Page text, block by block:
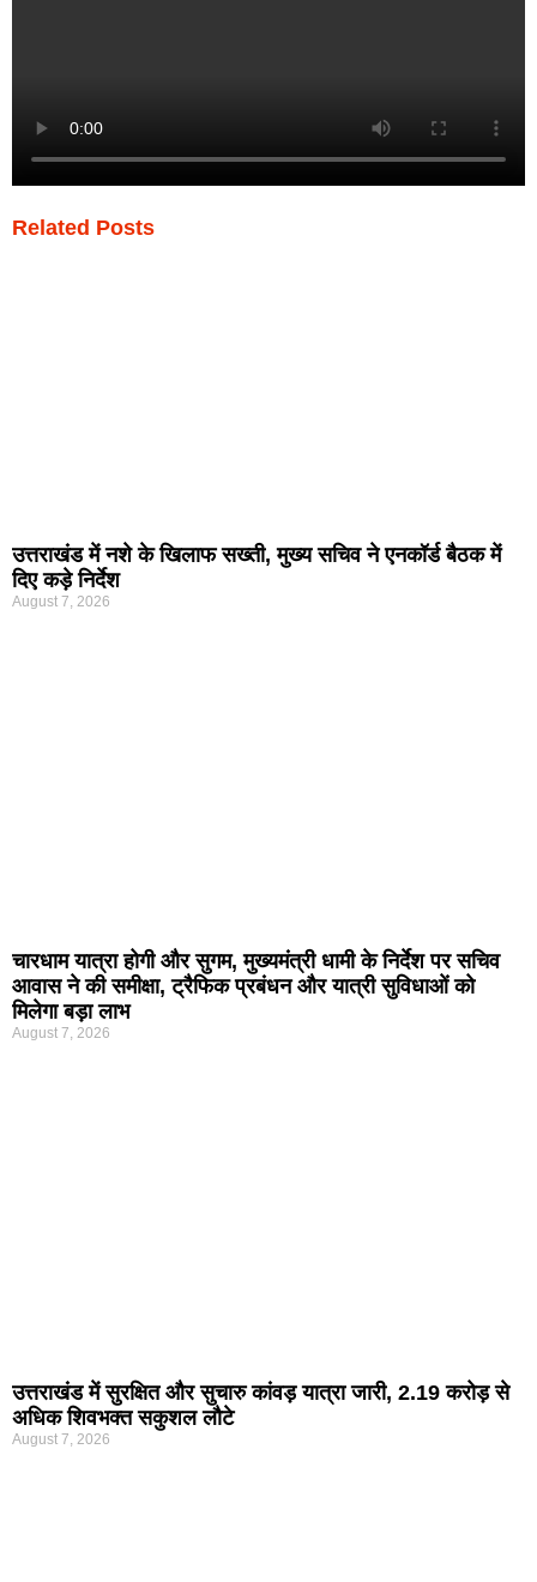
Related Posts
उत्तराखंड में नशे के खिलाफ सख्ती, मुख्य सचिव ने एनकॉर्ड बैठक में
दिए कड़े निर्देश
August 7, 2026
चारधाम यात्रा होगी और सुगम, मुख्यमंत्री धामी के निर्देश पर सचिव
आवास ने की समीक्षा, ट्रैफिक प्रबंधन और यात्री सुविधाओं को
मिलेगा बड़ा लाभ
August 7, 2026
उत्तराखंड में सुरक्षित और सुचारु कांवड़ यात्रा जारी, 2.19 करोड़ से
अधिक शिवभक्त सकुशल लौटे
August 7, 2026